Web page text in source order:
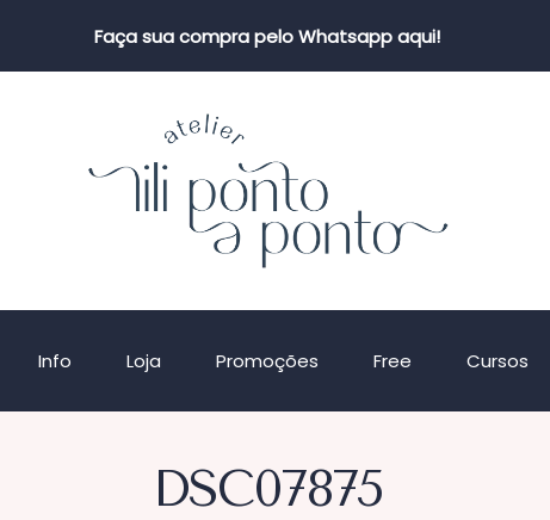
Faça sua compra pelo Whatsapp aqui!
Info Loja Promoções Free Cursos
DSC07875